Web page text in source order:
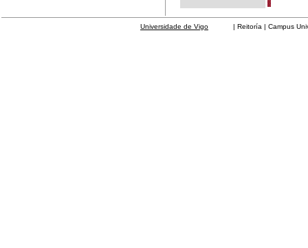
Universidade de Vigo | Reitoría | Campus